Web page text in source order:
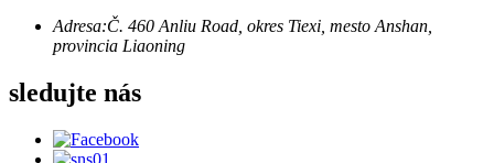
Adresa:Č. 460 Anliu Road, okres Tiexi, mesto Anshan,
provincia Liaoning
sledujte nás